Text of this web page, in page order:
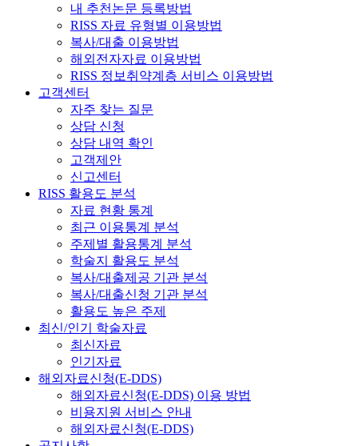
내 추천논문 등록방법
RISS 자료 유형별 이용방법
복사/대출 이용방법
해외전자자료 이용방법
RISS 정보취약계층 서비스 이용방법
고객센터
자주 찾는 질문
상담 신청
상담 내역 확인
고객제안
신고센터
RISS 활용도 분석
자료 현황 통계
최근 이용통계 분석
주제별 활용통계 분석
학술지 활용도 분석
복사/대출제공 기관 분석
복사/대출신청 기관 분석
활용도 높은 주제
최신/인기 학술자료
최신자료
인기자료
해외자료신청(E-DDS)
해외자료신청(E-DDS) 이용 방법
비용지원 서비스 안내
해외자료신청(E-DDS)